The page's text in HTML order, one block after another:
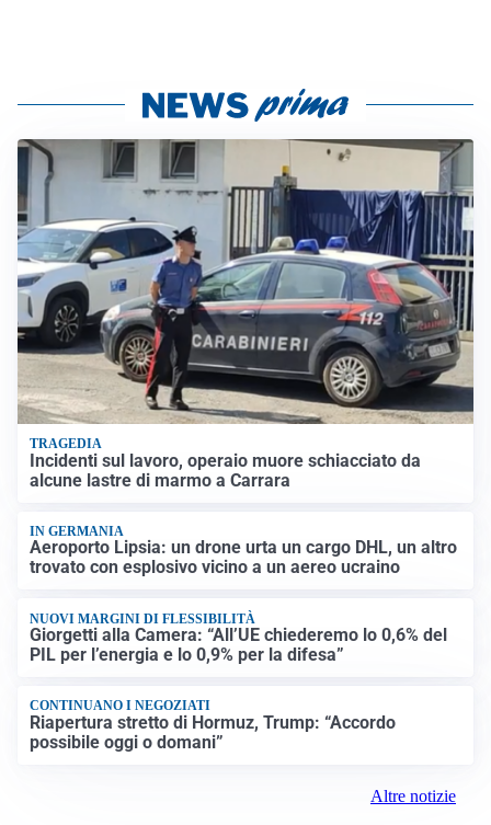
TRAGEDIA
Incidenti sul lavoro, operaio muore schiacciato da
alcune lastre di marmo a Carrara
IN GERMANIA
Aeroporto Lipsia: un drone urta un cargo DHL, un altro
trovato con esplosivo vicino a un aereo ucraino
NUOVI MARGINI DI FLESSIBILITÀ
Giorgetti alla Camera: “All’UE chiederemo lo 0,6% del
PIL per l’energia e lo 0,9% per la difesa”
CONTINUANO I NEGOZIATI
Riapertura stretto di Hormuz, Trump: “Accordo
possibile oggi o domani”
Altre notizie